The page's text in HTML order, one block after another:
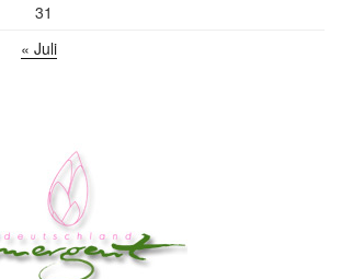
31
« Juli